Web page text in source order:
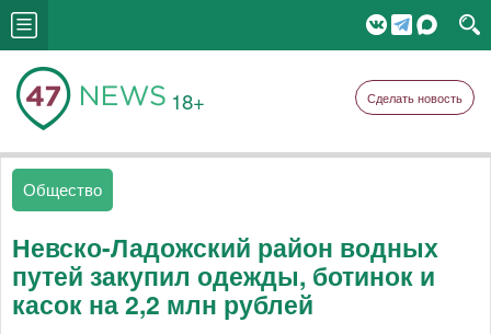
18+ Сделать новость
Общество
Невско-Ладожский район водных
путей закупил одежды, ботинок и
касок на 2,2 млн рублей